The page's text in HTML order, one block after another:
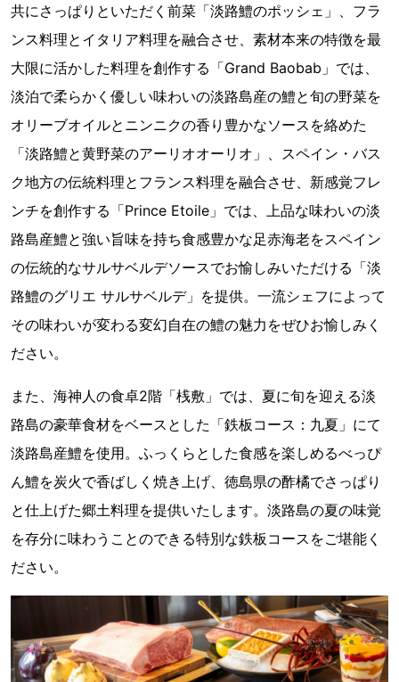
共にさっぱりといただく前菜「淡路鱧のポッシェ」、フラ
ンス料理とイタリア料理を融合させ、素材本来の特徴を最
大限に活かした料理を創作する「Grand Baobab」では、
淡泊で柔らかく優しい味わいの淡路島産の鱧と旬の野菜を
オリーブオイルとニンニクの香り豊かなソースを絡めた
「淡路鱧と黄野菜のアーリオオーリオ」、スペイン・バス
ク地方の伝統料理とフランス料理を融合させ、新感覚フレ
ンチを創作する「Prince Etoile」では、上品な味わいの淡
路島産鱧と強い旨味を持ち食感豊かな足赤海老をスペイン
の伝統的なサルサベルデソースでお愉しみいただける「淡
路鱧のグリエ サルサベルデ」を提供。一流シェフによって
その味わいが変わる変幻自在の鱧の魅力をぜひお愉しみく
ださい。
また、海神人の食卓2階「桟敷」では、夏に旬を迎える淡
路島の豪華食材をベースとした「鉄板コース：九夏」にて
淡路島産鱧を使用。ふっくらとした食感を楽しめるべっぴ
ん鱧を炭火で香ばしく焼き上げ、徳島県の酢橘でさっぱり
と仕上げた郷土料理を提供いたします。淡路島の夏の味覚
を存分に味わうことのできる特別な鉄板コースをご堪能く
ださい。